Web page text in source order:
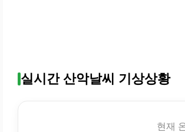
실시간 산악날씨 기상상황
현재